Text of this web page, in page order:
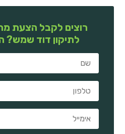
רוצים לקבל הצעת
לתיקון דוד שמש?